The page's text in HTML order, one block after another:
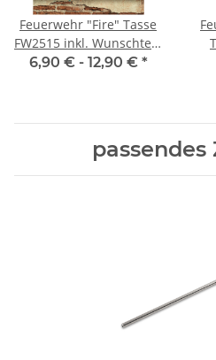
Feuerwehr "Fire" Tasse
FW2515 inkl. Wunschtext
Geschenk Individueller
6,90 € - 12,90 € *
passendes